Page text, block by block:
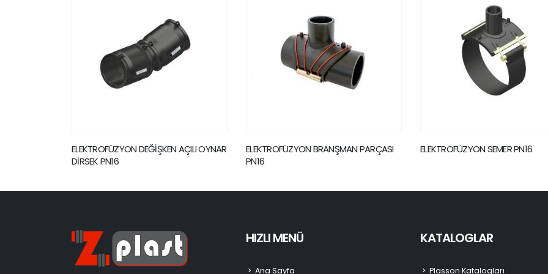
ELEKTROFÜZYON BRANŞMAN PARÇASI
PN16
ELEKTROFÜZYON SEMER PN16 ELEKTROFÜZYON MANŞON PN10
HIZLI MENÜ
Ana Sayfa
KATALOGLAR
Plasson Katalogları